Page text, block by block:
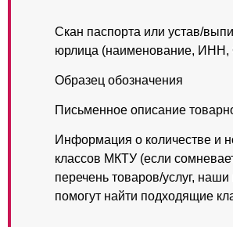
Скан паспорта или устав/
юрлица (наименование,
Образец обозначения
Письменное описание
Информация о количестве и
классов МКТУ (если
перечень товаров/услуг,
помогут найти подходящие